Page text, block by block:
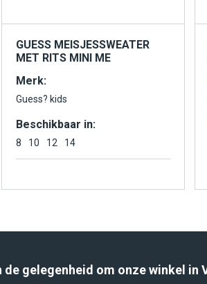
GUESS MEISJESSWEATER
MET RITS MINI ME
Merk:
Guess? kids
Beschikbaar in:
8 10 12 14
de gelegenheid om onze winkel